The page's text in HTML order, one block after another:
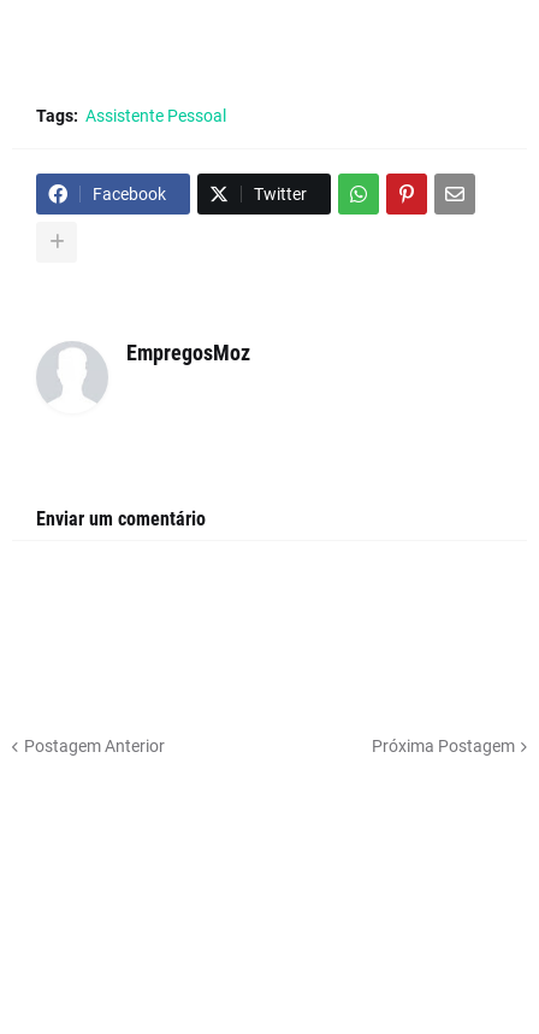
Tags: Assistente Pessoal
Facebook Twitter
EmpregosMoz
Enviar um comentário
Postagem Anterior Próxima Postagem